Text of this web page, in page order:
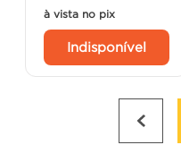
à vista no pix
Indisponível